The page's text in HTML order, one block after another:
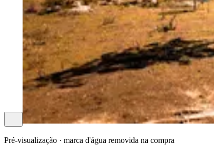
Pré-visualização · marca d'água removida na compra